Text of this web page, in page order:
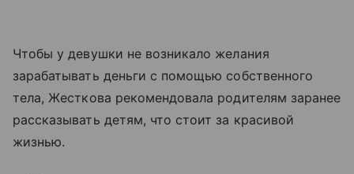
Чтобы у девушки не возникало желания
зарабатывать деньги с помощью собственного
тела, Жесткова рекомендовала родителям заранее
рассказывать детям, что стоит за красивой
жизнью.